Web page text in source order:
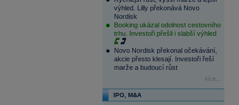
výhled. Lilly překonává Novo
Nordisk
Booking ukázal odolnost cestovního
trhu. Investoři přešli i slabší výhled
Novo Nordisk překonal očekávání,
akcie přesto klesají. Investoři řeší
marže a budoucí růst
více...
IPO, M&A